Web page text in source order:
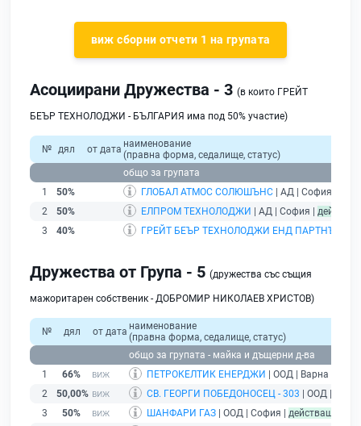
виж сборни отчети 1 на групата
Асоциирани Дружества - 3 (в които ГРЕЙТ
БЕЪР ТЕХНОЛОДЖИ - БЪЛГАРИЯ има под 50% участие)
№ дял от дата наименование
(правна форма, седалище, статус)
общо за групата
1
50% ГЛОБАЛ АТМОС СОЛЮШЪНС | АД | София |
2
50% ЕЛПРОМ ТЕХНОЛОДЖИ | АД | София |
3
40% ГРЕЙТ БЕЪР ТЕХНОЛОДЖИ ЕНД ПАРТНЪРС
Дружества от Група - 5 (дружества със същия
мажоритарен собственик - ДОБРОМИР НИКОЛАЕВ ХРИСТОВ)
№ дял от дата наименование
(правна форма, седалище, статус)
общо за групата - майка и дъщерни д-ва
1
66% ПЕТРОКЕЛТИК ЕНЕРДЖИ | ООД | Варна |
2
50,00% СВ. ГЕОРГИ ПОБЕДОНОСЕЦ - 303 | ООД |
3
50% ШАНФАРИ ГАЗ | ООД | София | действащ